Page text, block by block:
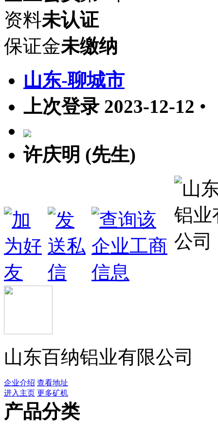
资料未认证
保证金未缴纳
山东-聊城市
上次登录 2023-12-12 •
许庆明 (先生)
山东百纳铝业有限公司
企业介绍 查看地址
进入主页 更多矿机
产品分类